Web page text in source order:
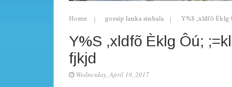
Home gossip lanka sinhala Y%S ,xldfõ Èklg
Y%S ,xldfõ Èklg Ôú;
fjkjd
Wednesday, April 19, 2017